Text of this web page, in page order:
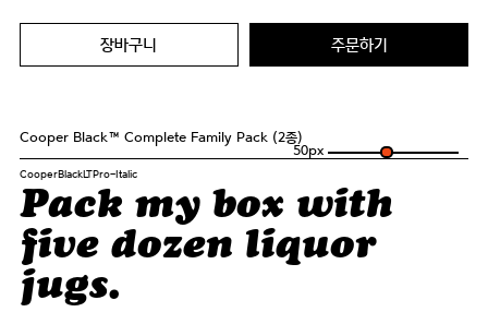
장바구니 주문하기
Cooper Black™ Complete Family Pack (2종)
50px
CooperBlackLTPro-Italic
Pack my box with
five dozen liquor
jugs.